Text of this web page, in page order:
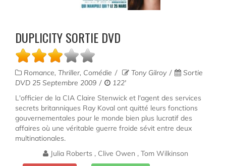
DUPLICITY SORTIE DVD
Romance, Thriller, Comédie Tony Gilroy
Sortie
DVD 25 Septembre 2009
122'
L'officier de la CIA Claire Stenwick et l'agent des services
secrets britanniques Ray Koval ont quitté leurs fonctions
gouvernementales pour le monde bien plus lucratif des
affaires où une véritable guerre froide sévit entre deux
multinationales.
Julia Roberts , Clive Owen , Tom Wilkinson